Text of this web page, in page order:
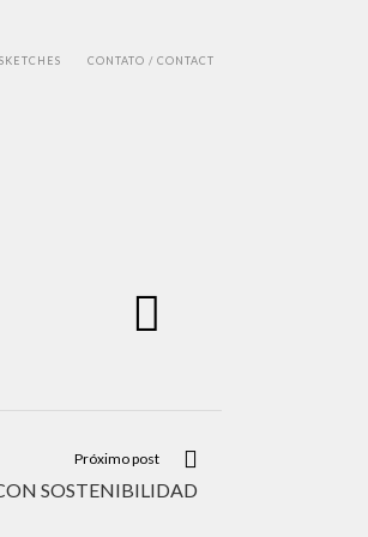
CONTATO / CONTACT
Próximo post
SOSTENIBILIDAD